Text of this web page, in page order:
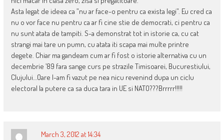
Asta legat de ideea ca ”nu ar face-o pentru ca exista legi”. Eu cred ca
nu o vor face nu pentru ca ar fi cine stie de democrati, ci pentru ca
nu sunt atata de tampiti. S-a demonstrat tot in istorie ca, cu cat
strangi mai tare un pumn, cu atata iti scapa mai multe printre
degete. Chiar ma gandeam cum ar fi fost o istorie alternativa cu un
decembrie ’89 fara sange curs pe strazile Timisoarei, Bucurestiului,
Clujului…Oare l-am fi vazut pe nea nicu revenind dupa un ciclu
electoral la putere ca sa duca tara in UE si NATO???Brrrrr!!!!!
March 3, 2012 at 14:34